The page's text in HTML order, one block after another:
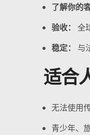
信用卡
了解你的
验收：
全
稳定：
与
适合
无法使用
青少年、